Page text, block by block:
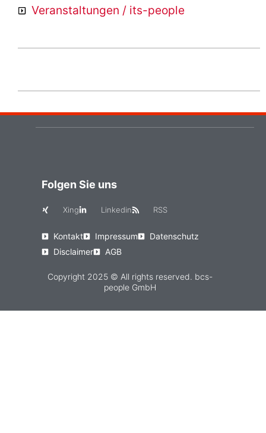
Veranstaltungen / its-people
Folgen Sie uns
Xing Linkedin RSS
Kontakt Impressum
Datenschutz
Disclaimer
AGB
Copyright 2025 © All rights reserved. bcs-
people GmbH